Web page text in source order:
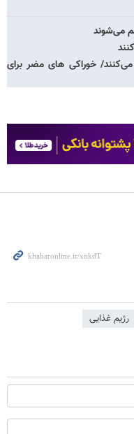
می‌شوند
خوراکی های مضر برای
رژیم غذایی